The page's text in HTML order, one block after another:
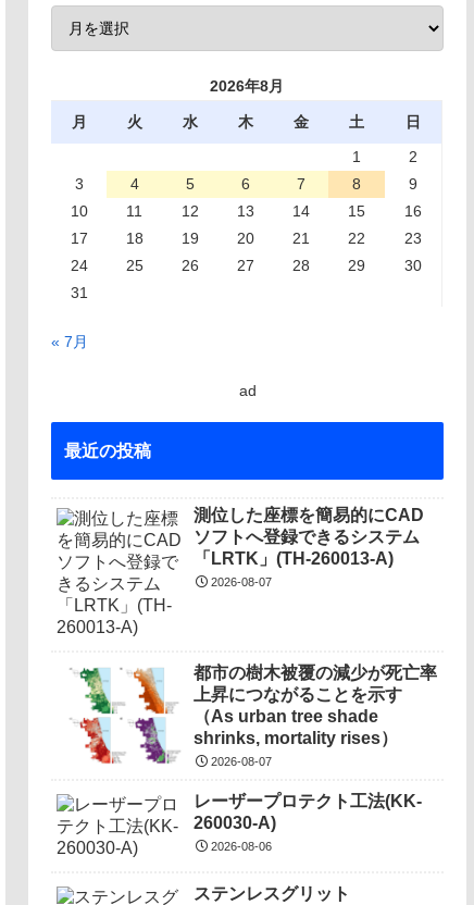
2026年8月
月 火 水 木 金 土
日
1
2
3
4 5 6 7 8
9
10
11 12 13 14 15
16
17
18 19 20 21 22
23
24
25 26 27 28 29
30
31
« 7月
ad
最近の投稿
測位した座標を簡易的にCAD
ソフトへ登録できるシステム
「LRTK」(TH-260013-A)
2026-08-07
都市の樹木被覆の減少が死亡率
上昇につながることを示す
（As urban tree shade
shrinks, mortality rises）
2026-08-07
レーザープロテクト⼯法(KK-
260030-A)
2026-08-06
ステンレスグリット